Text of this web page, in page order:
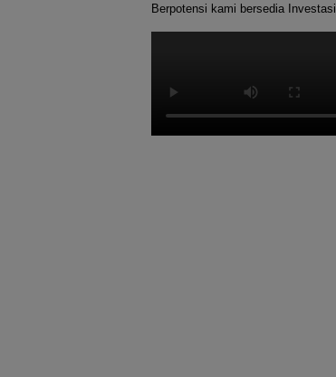
Berpotensi kami bersedia Investasi